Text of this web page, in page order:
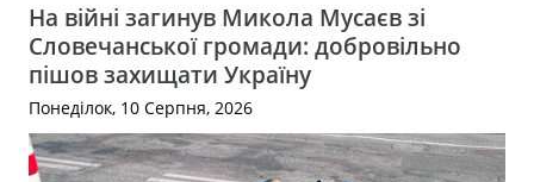
На війні загинув Микола Мусаєв зі
Словечанської громади: добровільно
пішов захищати Україну
Понеділок, 10 Серпня, 2026